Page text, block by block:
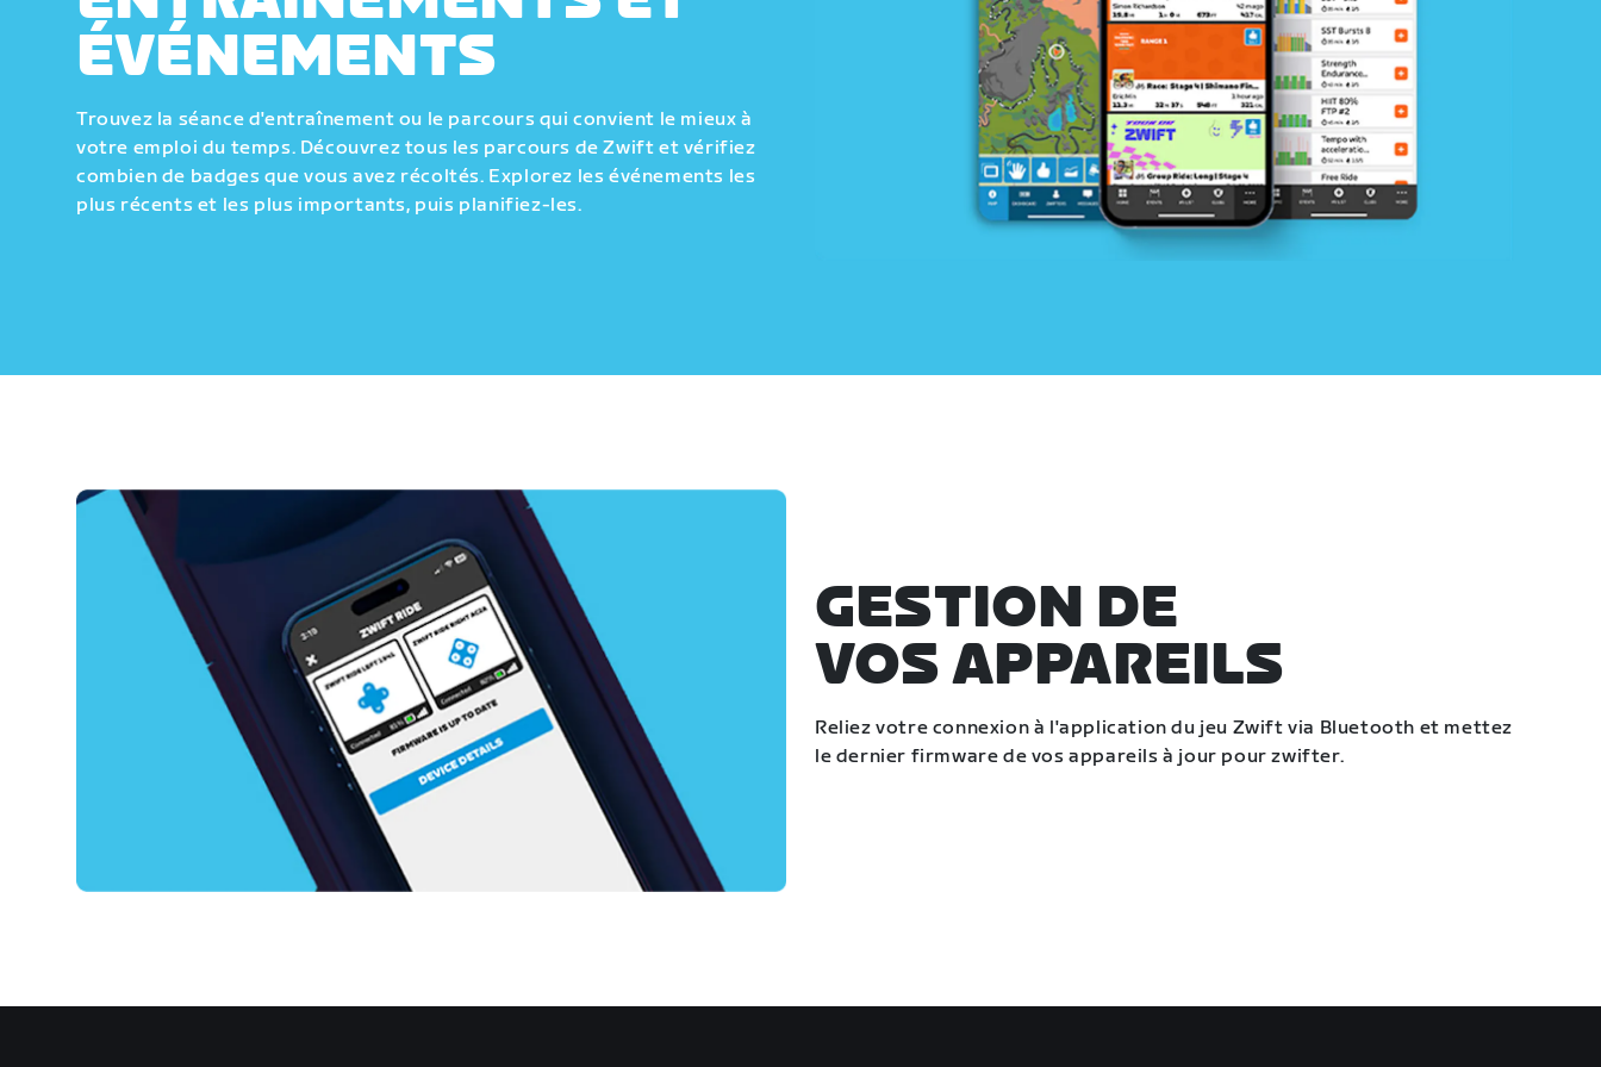
ÉVÉNEMENTS
Trouvez la séance d'entraînement ou le parcours qui convient le mieux à
votre emploi du temps. Découvrez tous les parcours de Zwift et vérifiez
combien de badges que vous avez récoltés. Explorez les événements les
plus récents et les plus importants, puis planifiez-les.
GESTION DE
VOS APPAREILS
Reliez votre connexion à l'application du jeu Zwift via Bluetooth et mettez
le dernier firmware de vos appareils à jour pour zwifter.